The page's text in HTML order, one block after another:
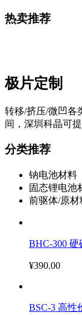
热卖推荐
极片定制
转移/挤压/微凹各
间，深圳科晶可
分类推荐
钠电池材料
固态锂电池
前驱体/原材
BHC-300
¥390.00
BSC-3 高性